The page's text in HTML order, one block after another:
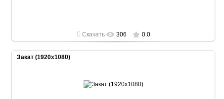
Скачать 306 0.0
Закат (1920x1080)